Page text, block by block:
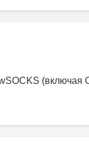
(включая